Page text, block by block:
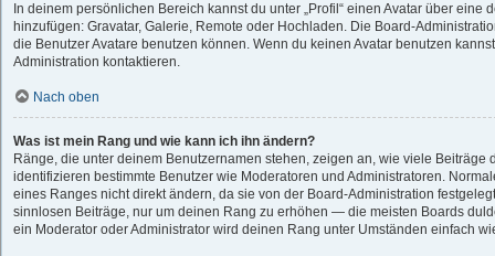
In deinem persönlichen Bereich kannst du unter „Profil“ einen Avatar über eine
hinzufügen: Gravatar, Galerie, Remote oder Hochladen. Die Board-
die Benutzer Avatare benutzen können. Wenn du keinen Avatar benutzen
Administration kontaktieren.
Nach oben
Was ist mein Rang und wie kann ich ihn ändern?
Ränge, die unter deinem Benutzernamen stehen, zeigen an, wie viele Beiträge
identifizieren bestimmte Benutzer wie Moderatoren und Administratoren.
eines Ranges nicht direkt ändern, da sie von der Board-Administration
sinnlosen Beiträge, nur um deinen Rang zu erhöhen — die meisten Boards
ein Moderator oder Administrator wird deinen Rang unter Umständen einfach